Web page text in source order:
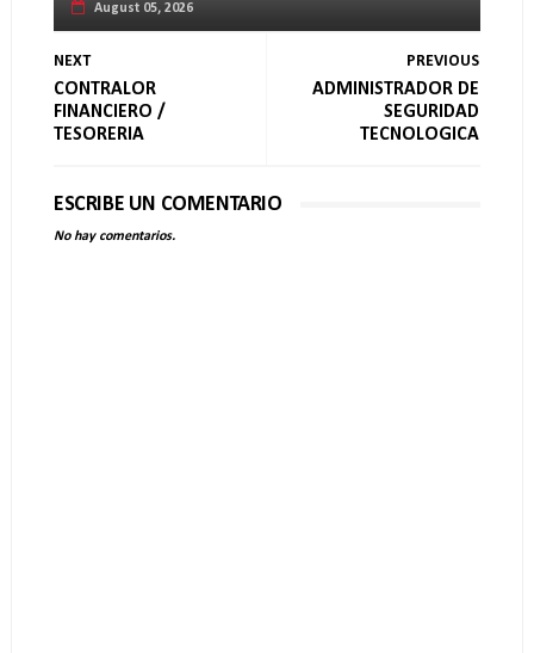
August 05, 2026
NEXT
CONTRALOR
FINANCIERO /
TESORERIA
PREVIOUS
ADMINISTRADOR DE
SEGURIDAD
TECNOLOGICA
ESCRIBE UN COMENTARIO
No hay comentarios.